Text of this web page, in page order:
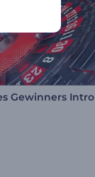
Gewinners Intro